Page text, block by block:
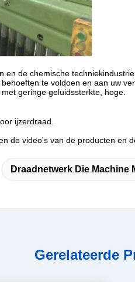
de chemische
te voldoen en aan uw
geringe geluidssterkte, hoge.
ijzerdraad.
de video's van de producten en
Draadnetwerk Die Machine
Gerelateerde